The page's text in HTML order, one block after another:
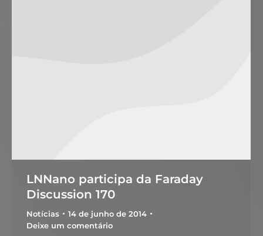
LNNano participa da Faraday
Discussion 170
Notícias
14 de junho de 2014
Deixe um comentário